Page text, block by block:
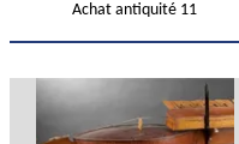
Achat antiquité 11